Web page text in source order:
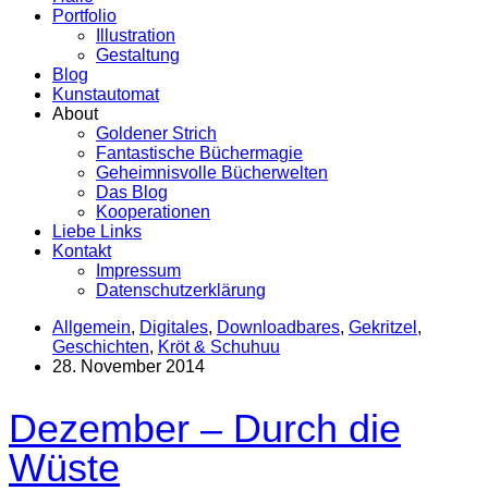
Portfolio
Illustration
Gestaltung
Blog
Kunstautomat
About
Goldener Strich
Fantastische Büchermagie
Geheimnisvolle Bücherwelten
Das Blog
Kooperationen
Liebe Links
Kontakt
Impressum
Datenschutzerklärung
Allgemein, Digitales, Downloadbares, Gekritzel ,
Geschichten, Kröt & Schuhuu
28. November 2014
Dezember – Durch die
Wüste